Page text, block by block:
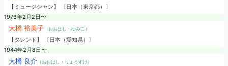
【ミュージシャン】 〔日本（東京都）〕
1976年2月2日〜
大橋 裕美子（おおはし・ゆみこ）
【タレント】 〔日本（愛知県）〕
1944年2月8日〜
大橋 良介（おおはし・りょうすけ）